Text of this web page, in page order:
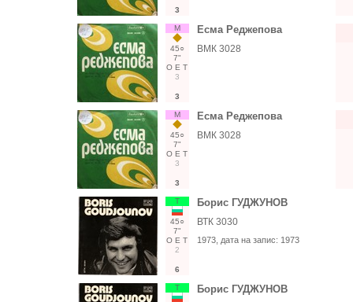
3
М
45○
7"
О Е Т
3
3
Есма Реджепова
ВМК 3028
М
45○
7"
О Е Т
3
3
Есма Реджепова
ВМК 3028
Т
45○
7"
О Е Т
2
6
Борис ГУДЖУНОВ
ВТК 3030
1973 , дата на запис: 1973
Т Борис ГУДЖУНОВ